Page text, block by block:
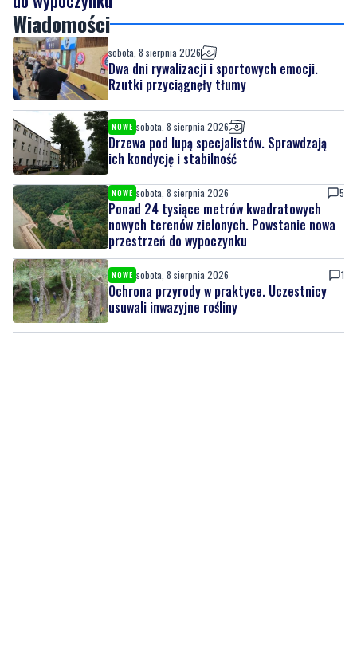
Wiadomości
sobota, 8 sierpnia 2026
Dwa dni rywalizacji i sportowych emocji.
Rzutki przyciągnęły tłumy
NOWE sobota, 8 sierpnia 2026
Drzewa pod lupą specjalistów. Sprawdzają
ich kondycję i stabilność
NOWE sobota, 8 sierpnia 2026 5
Ponad 24 tysiące metrów kwadratowych
nowych terenów zielonych. Powstanie nowa
przestrzeń do wypoczynku
NOWE sobota, 8 sierpnia 2026 1
Ochrona przyrody w praktyce. Uczestnicy
usuwali inwazyjne rośliny